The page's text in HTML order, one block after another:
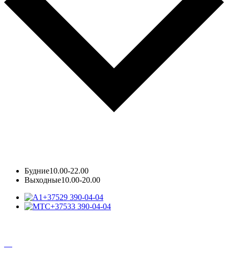
Будние10.00-22.00
Выходные10.00-20.00
+37529 390-04-04
+37533 390-04-04